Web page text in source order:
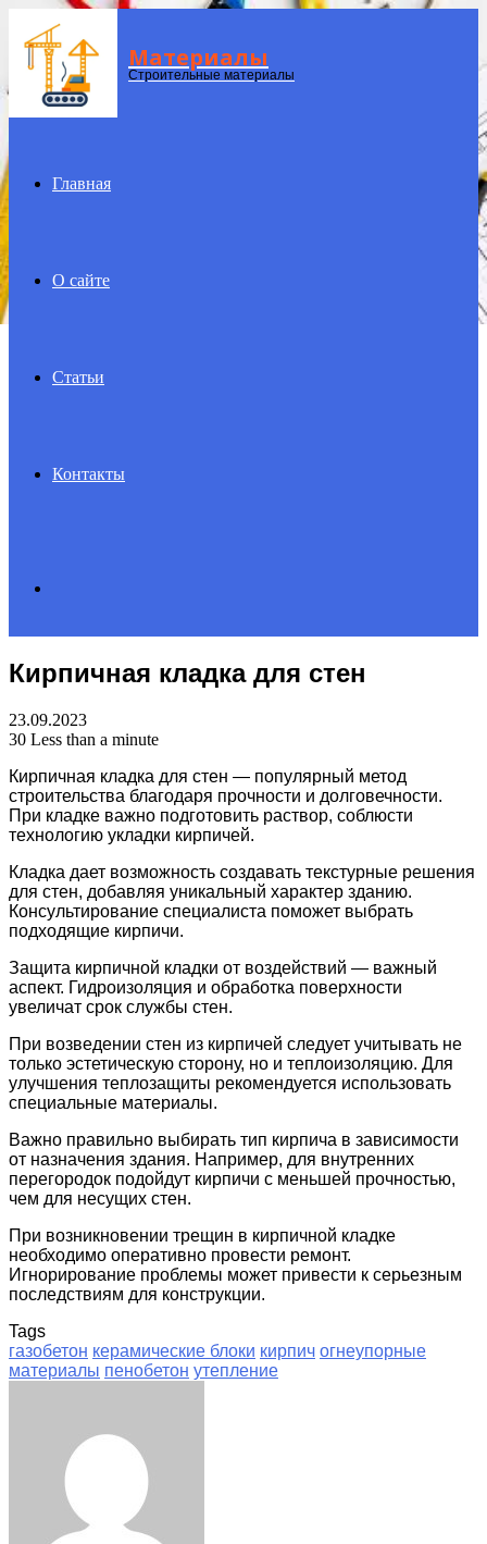
Menu Материалы
Строительные материалы
Главная
О сайте
Статьи
Контакты
for
Кирпичная кладка для стен
23.09.2023
30 Less than a minute
Кирпичная кладка для стен — популярный метод
строительства благодаря прочности и долговечности.
При кладке важно подготовить раствор, соблюсти
технологию укладки кирпичей.
Кладка дает возможность создавать текстурные решения
для стен, добавляя уникальный характер зданию.
Консультирование специалиста поможет выбрать
подходящие кирпичи.
Защита кирпичной кладки от воздействий — важный
аспект. Гидроизоляция и обработка поверхности
увеличат срок службы стен.
При возведении стен из кирпичей следует учитывать не
только эстетическую сторону, но и теплоизоляцию. Для
улучшения теплозащиты рекомендуется использовать
специальные материалы.
Важно правильно выбирать тип кирпича в зависимости
от назначения здания. Например, для внутренних
перегородок подойдут кирпичи с меньшей прочностью,
чем для несущих стен.
При возникновении трещин в кирпичной кладке
необходимо оперативно провести ремонт.
Игнорирование проблемы может привести к серьезным
последствиям для конструкции.
Tags
газобетон керамические блоки кирпич огнеупорные
материалы пенобетон утепление